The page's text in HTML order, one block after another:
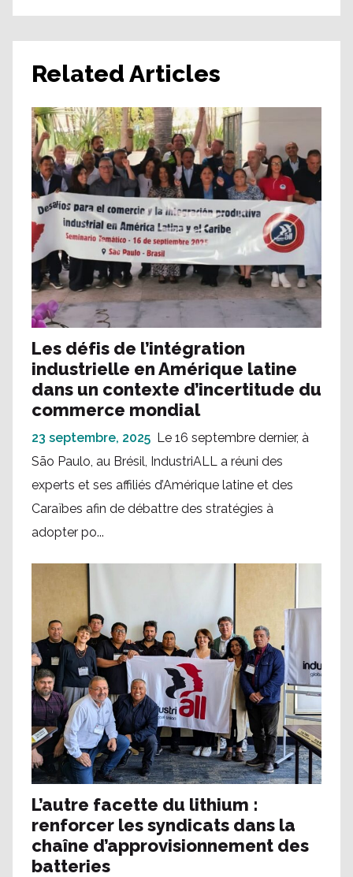
Related Articles
Les défis de l’intégration
industrielle en Amérique latine
dans un contexte d’incertitude du
commerce mondial
23 septembre, 2025 Le 16 septembre dernier, à
São Paulo, au Brésil, IndustriALL a réuni des
experts et ses affiliés d’Amérique latine et des
Caraïbes afin de débattre des stratégies à
adopter po...
L’autre facette du lithium :
renforcer les syndicats dans la
chaîne d’approvisionnement des
batteries